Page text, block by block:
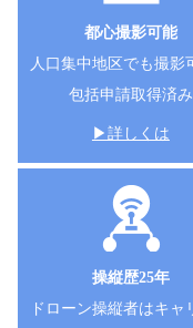
都心撮影可能
人口集中地区でも撮影
包括申請取得済み
▶詳しくは
操縦歴25年
ドローン操縦者はキャ